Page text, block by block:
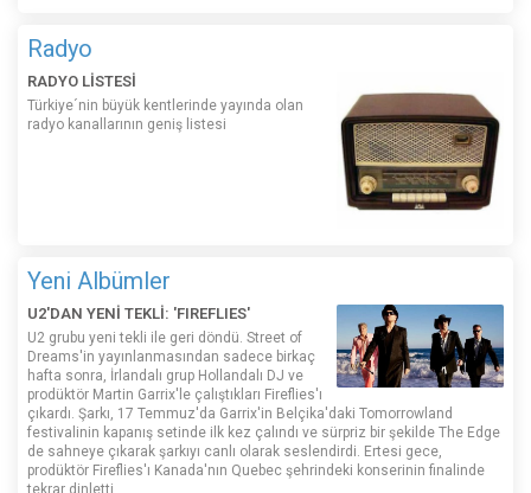
Radyo
RADYO LİSTESİ
Türkiye´nin büyük kentlerinde yayında olan
radyo kanallarının geniş listesi
Yeni Albümler
U2'DAN YENİ TEKLİ: 'FIREFLIES'
U2 grubu yeni tekli ile geri döndü. Street of
Dreams'in yayınlanmasından sadece birkaç
hafta sonra, İrlandalı grup Hollandalı DJ ve
prodüktör Martin Garrix'le çalıştıkları Fireflies'ı
çıkardı. Şarkı, 17 Temmuz'da Garrix'in Belçika'daki Tomorrowland
festivalinin kapanış setinde ilk kez çalındı ​​ve sürpriz bir şekilde The Edge
de sahneye çıkarak şarkıyı canlı olarak seslendirdi. Ertesi gece,
prodüktör Fireflies'ı Kanada'nın Quebec şehrindeki konserinin finalinde